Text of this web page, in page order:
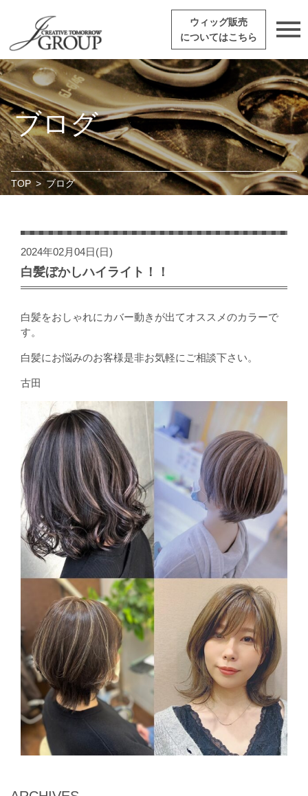
ウィッグ販売
についてはこちら
ブログ
TOP > ブログ
2024年02月04日(日)
白髪ぼかしハイライト！！
白髪をおしゃれにカバー動きが出てオススメのカラーで
す。
白髪にお悩みのお客様是非お気軽にご相談下さい。
古田